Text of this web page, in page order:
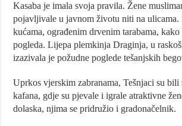
Kasaba je imala svoja pravila. Žene
pojavljivale u javnom životu niti na
kućama, ograđenim drvenim tarabama, kako
pogleda. Lijepa plemkinja Draginja, u
izazivala je požudne poglede tešanjskih
Uprkos vjerskim zabranama, Tešnjaci su
kafana, gdje su pjevale i igrale atraktivne
dolaska, njima se pridružio i gradonačelnik.